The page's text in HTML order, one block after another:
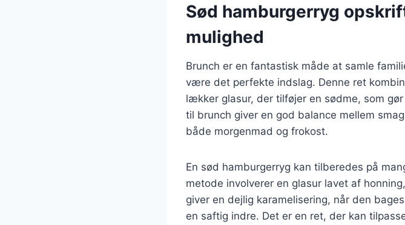
Sød hamburgerryg
mulighed
Brunch er en fantastisk måde at samle
være det perfekte indslag. Denne ret
lækker glasur, der tilføjer en sødme, som
til brunch giver en god balance mellem
både morgenmad og frokost.
En sød hamburgerryg kan tilberedes på
metode involverer en glasur lavet af
giver en dejlig karamelisering, når den
en saftig indre. Det er en ret, der kan